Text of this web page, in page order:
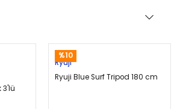
3'lü
%10
Ryuji
Ryuji Blue Surf Tripod 180 cm